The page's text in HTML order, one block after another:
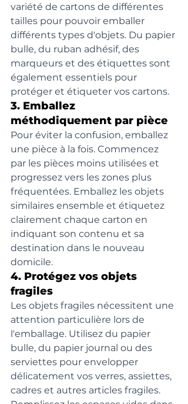
variété de cartons de différentes
tailles pour pouvoir emballer
différents types d'objets. Du papier
bulle, du ruban adhésif, des
marqueurs et des étiquettes sont
également essentiels pour
protéger et étiqueter vos cartons.
3. Emballez
méthodiquement par pièce
Pour éviter la confusion, emballez
une pièce à la fois. Commencez
par les pièces moins utilisées et
progressez vers les zones plus
fréquentées. Emballez les objets
similaires ensemble et étiquetez
clairement chaque carton en
indiquant son contenu et sa
destination dans le nouveau
domicile.
4. Protégez vos objets
fragiles
Les objets fragiles nécessitent une
attention particulière lors de
l'emballage. Utilisez du papier
bulle, du papier journal ou des
serviettes pour envelopper
délicatement vos verres, assiettes,
cadres et autres articles fragiles.